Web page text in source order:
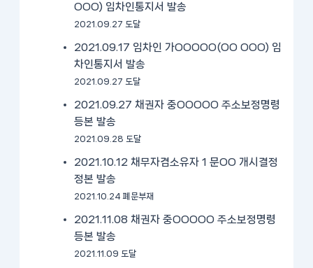
OOO) 임차인통지서 발송
2021.09.27 도달
2021.09.17 임차인 가OOOOO(OO OOO) 임
차인통지서 발송
2021.09.27 도달
2021.09.27 채권자 중OOOOO 주소보정명령
등본 발송
2021.09.28 도달
2021.10.12 채무자겸소유자 1 문OO 개시결정
정본 발송
2021.10.24 폐문부재
2021.11.08 채권자 중OOOOO 주소보정명령
등본 발송
2021.11.09 도달